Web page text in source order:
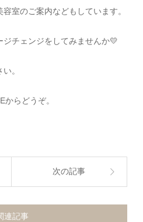
室のご案内などもしています。
チェンジをしてみませんか💛
。
らどうぞ。
次の記事
連記事